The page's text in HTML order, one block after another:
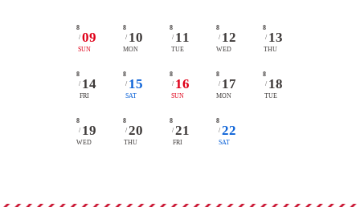
8
/ 09
SUN
8
/ 10
MON
8
/ 11
TUE
8
/ 12
WED
8
/ 13
THU
8
/ 14
FRI
8
/ 15
SAT
8
/ 16
SUN
8
/ 17
MON
8
/ 18
TUE
8
/ 19
WED
8
/ 20
THU
8
/ 21
FRI
8
/ 22
SAT